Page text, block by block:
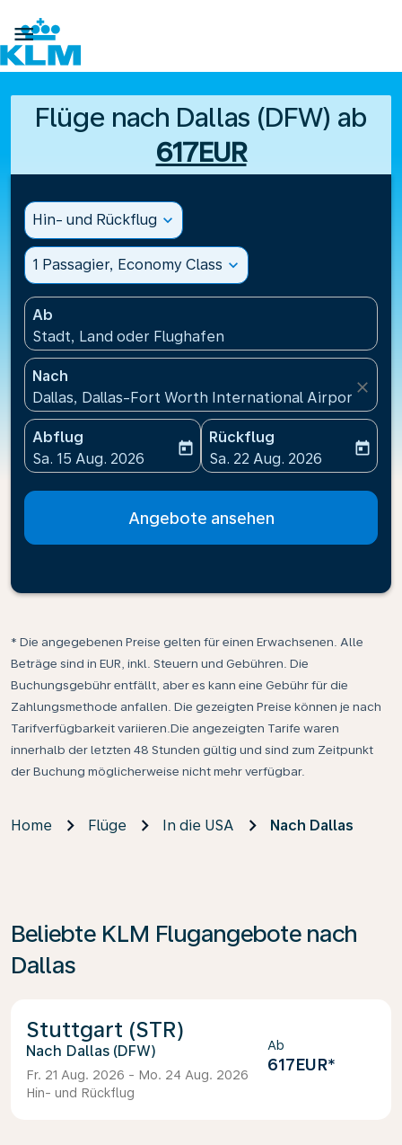

Flüge nach Dallas (DFW) ab
617EUR
Hin- und Rückflug expand_more
1 Passagier, Economy Class expand_more
Ab
Stadt, Land oder Flughafen
Nach
Dallas, Dallas-Fort Worth International
close
Abflug
fc-booking-departure-date-aria-label
Sa. 15 Aug. 2026
today
Rückflug
fc-booking-return-date-
Sa. 22 Aug. 2026
today
Angebote ansehen
* Die angegebenen Preise gelten für einen Erwachsenen. Alle
Beträge sind in EUR, inkl. Steuern und Gebühren. Die
Buchungsgebühr entfällt, aber es kann eine Gebühr für die
Zahlungsmethode anfallen. Die gezeigten Preise können je nach
Tarifverfügbarkeit variieren.Die angezeigten Tarife waren
innerhalb der letzten 48 Stunden gültig und sind zum Zeitpunkt
der Buchung möglicherweise nicht mehr verfügbar.
Home Flüge In die USA Nach Dallas
Beliebte KLM Flugangebote nach
Dallas
Stuttgart (STR)
Dallas (DFW)
Fr. 21 Aug. 2026 - Mo. 24 Aug. 2026
Hin- und Rückflug
Ab
617EUR*